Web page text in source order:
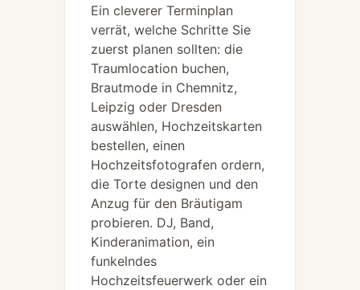
Ein cleverer Terminplan
verrät, welche Schritte Sie
zuerst planen sollten: die
Traumlocation buchen,
Brautmode in Chemnitz,
Leipzig oder Dresden
auswählen, Hochzeitskarten
bestellen, einen
Hochzeitsfotografen ordern,
die Torte designen und den
Anzug für den Bräutigam
probieren. DJ, Band,
Kinderanimation, ein
funkelndes
Hochzeitsfeuerwerk oder ein